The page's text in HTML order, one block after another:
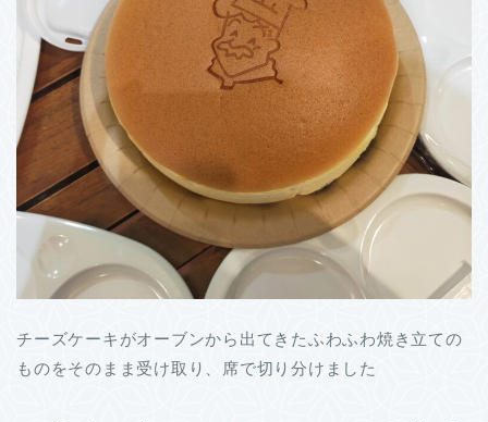
チーズケーキがオーブンから出てきたふわふわ焼き立ての
ものをそのまま受け取り、席で切り分けました